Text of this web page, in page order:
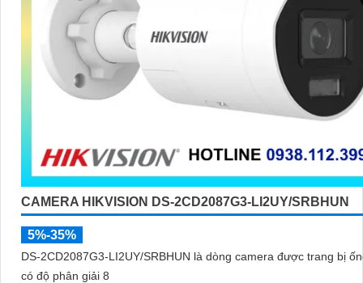
CAMERA HIKVISION DS-2CD2087G3-LI2UY/SRBHUN
5%-35%
DS-2CD2087G3-LI2UY/SRBHUN là dòng camera được trang bị
có độ phân giải 8